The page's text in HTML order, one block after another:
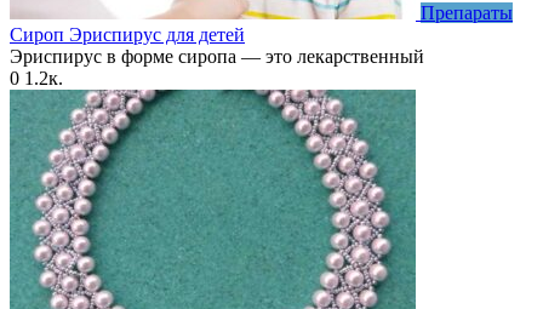
Препараты
Сироп Эриспирус для детей
Эриспирус в форме сиропа — это лекарственный
0 1.2к.